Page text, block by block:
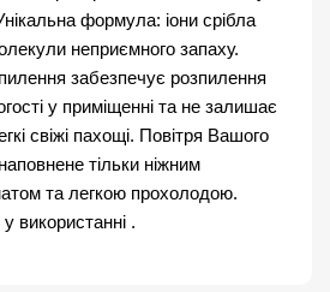
формула: іони срібла
неприємного запаху.
забезпечує розпилення
у приміщенні та не залишає
свіжі пахощі. Повітря Вашого
тільки ніжним
та легкою прохолодою.
у використанні .